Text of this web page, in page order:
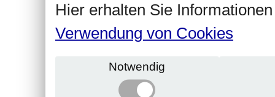
Hier erhalten Sie
Verwendung von Cookies
Notwendig